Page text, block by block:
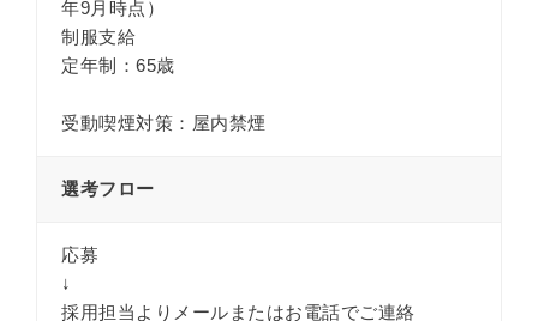
年9月時点）
制服支給
定年制：65歳
受動喫煙対策：屋内禁煙
選考フロー
応募
↓
採用担当よりメールまたはお電話でご連絡